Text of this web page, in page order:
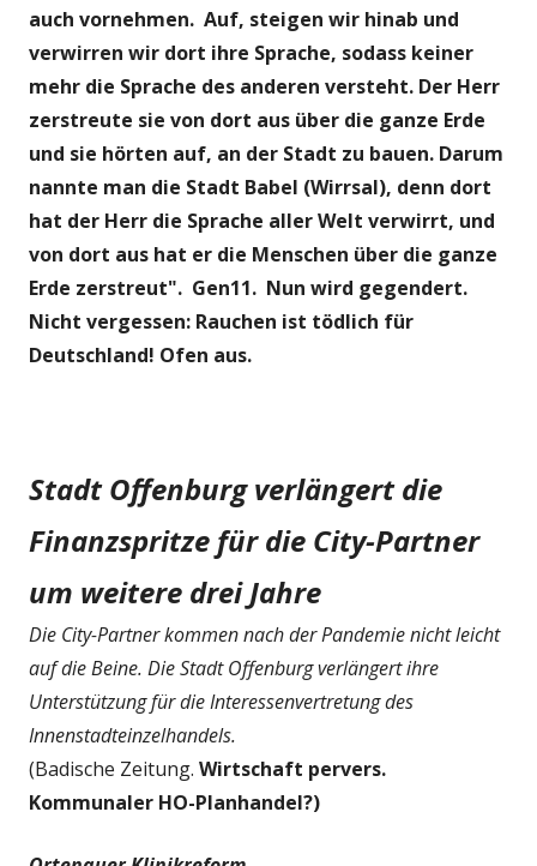
auch vornehmen. Auf, steigen wir hinab und
verwirren wir dort ihre Sprache, sodass keiner
mehr die Sprache des anderen versteht. Der Herr
zerstreute sie von dort aus über die ganze Erde
und sie hörten auf, an der Stadt zu bauen. Darum
nannte man die Stadt Babel (Wirrsal), denn dort
hat der Herr die Sprache aller Welt verwirrt, und
von dort aus hat er die Menschen über die ganze
Erde zerstreut". Gen11. Nun wird gegendert.
Nicht vergessen: Rauchen ist tödlich für
Deutschland! Ofen aus.
Stadt Offenburg verlängert die
Finanzspritze für die City-Partner
um weitere drei Jahre
Die City-Partner kommen nach der Pandemie nicht leicht
auf die Beine. Die Stadt Offenburg verlängert ihre
Unterstützung für die Interessenvertretung des
Innenstadteinzelhandels.
(Badische Zeitung. Wirtschaft pervers.
Kommunaler HO-Planhandel?)